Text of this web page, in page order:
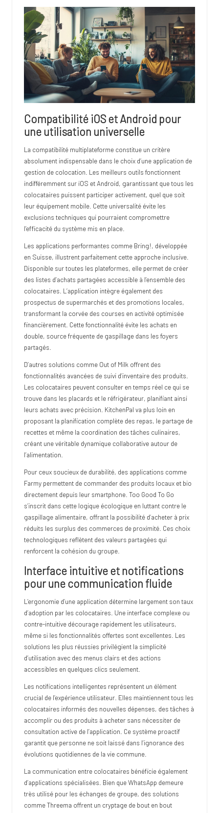
Compatibilité iOS et Android pour
une utilisation universelle
La compatibilité multiplateforme constitue un critère
absolument indispensable dans le choix d’une application de
gestion de colocation. Les meilleurs outils fonctionnent
indifféremment sur iOS et Android, garantissant que tous les
colocataires puissent participer activement, quel que soit
leur équipement mobile. Cette universalité évite les
exclusions techniques qui pourraient compromettre
l’efficacité du système mis en place.
Les applications performantes comme Bring!, développée
en Suisse, illustrent parfaitement cette approche inclusive.
Disponible sur toutes les plateformes, elle permet de créer
des listes d’achats partagées accessible à l’ensemble des
colocataires. L’application intègre également des
prospectus de supermarchés et des promotions locales,
transformant la corvée des courses en activité optimisée
financièrement. Cette fonctionnalité évite les achats en
double, source fréquente de gaspillage dans les foyers
partagés.
D’autres solutions comme Out of Milk offrent des
fonctionnalités avancées de suivi d’inventaire des produits.
Les colocataires peuvent consulter en temps réel ce qui se
trouve dans les placards et le réfrigérateur, planifiant ainsi
leurs achats avec précision. KitchenPal va plus loin en
proposant la planification complète des repas, le partage de
recettes et même la coordination des tâches culinaires,
créant une véritable dynamique collaborative autour de
l’alimentation.
Pour ceux soucieux de durabilité, des applications comme
Farmy permettent de commander des produits locaux et bio
directement depuis leur smartphone. Too Good To Go
s’inscrit dans cette logique écologique en luttant contre le
gaspillage alimentaire, offrant la possibilité d’acheter à prix
réduits les surplus des commerces de proximité. Ces choix
technologiques reflètent des valeurs partagées qui
renforcent la cohésion du groupe.
Interface intuitive et notifications
pour une communication fluide
L’ergonomie d’une application détermine largement son taux
d’adoption par les colocataires. Une interface complexe ou
contre-intuitive décourage rapidement les utilisateurs,
même si les fonctionnalités offertes sont excellentes. Les
solutions les plus réussies privilégient la simplicité
d’utilisation avec des menus clairs et des actions
accessibles en quelques clics seulement.
Les notifications intelligentes représentent un élément
crucial de l’expérience utilisateur. Elles maintiennent tous les
colocataires informés des nouvelles dépenses, des tâches à
accomplir ou des produits à acheter sans nécessiter de
consultation active de l’application. Ce système proactif
garantit que personne ne soit laissé dans l’ignorance des
évolutions quotidiennes de la vie commune.
La communication entre colocataires bénéficie également
d’applications spécialisées. Bien que WhatsApp demeure
très utilisé pour les échanges de groupe, des solutions
comme Threema offrent un cryptage de bout en bout